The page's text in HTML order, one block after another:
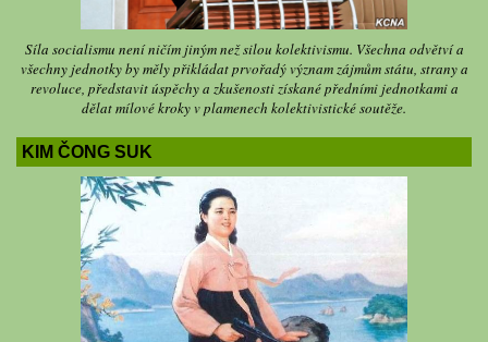
Síla socialismu není ničím jiným než silou kolektivismu. Všechna odvětví a
všechny jednotky by měly přikládat prvořadý význam zájmům státu, strany a
revoluce, představit úspěchy a zkušenosti získané předními jednotkami a
dělat mílové kroky v plamenech kolektivistické soutěže.
KIM ČONG SUK